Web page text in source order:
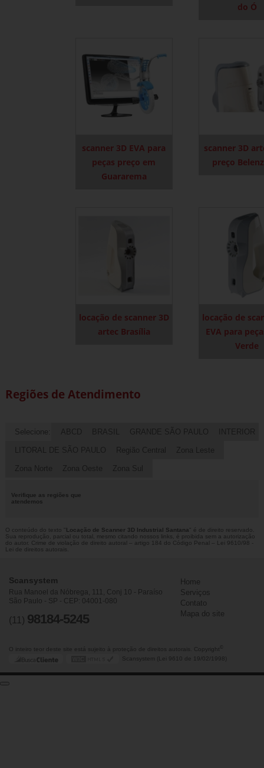
do Ó
scanner 3D EVA para
peças preço em
Guararema
scanner 3D
preço
locação de scanner 3D
artec Brasília
locação de
EVA para
Verde
Regiões de Atendimento
Selecione: ABCD BRASIL GRANDE SÃO PAULO INTERIOR
LITORAL DE SÃO PAULO Região Central Zona Leste
Zona Norte Zona Oeste Zona Sul
Verifique as regiões que
atendemos
O conteúdo do texto " Locação de Scanner 3D Industrial Santana " é de direito reservado.
Sua reprodução, parcial ou total, mesmo citando nossos links, é proibida sem a autorização
do autor. Crime de violação de direito autoral – artigo 184 do Código Penal –
Lei 9610/98 -
Lei de direitos autorais
Scansystem
Rua Manoel da Nóbrega, 111, Conj 10 - Paraíso
São Paulo - SP - CEP: 04001-080
(11) 98184-5245
Home
Serviços
Contato
Mapa do site
O inteiro teor deste site está sujeito à proteção de direitos autorais. Copyright
Scansystem (Lei 9610 de 19/02/1998)